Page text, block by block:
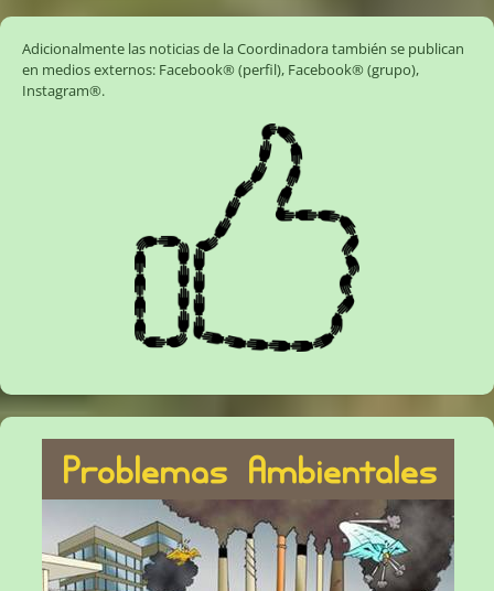
Adicionalmente las noticias de la Coordinadora también se publican
en medios externos: Facebook® (perfil), Facebook® (grupo),
Instagram®.